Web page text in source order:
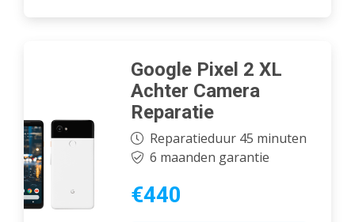
Google Pixel 2 XL
Achter Camera
Reparatie
Reparatieduur 45 minuten
6 maanden garantie
€440